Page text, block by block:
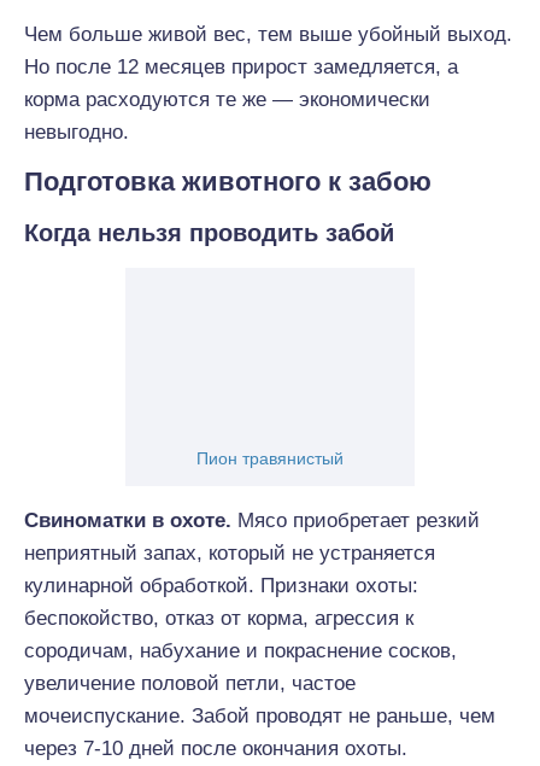
Чем больше живой вес, тем выше убойный выход.
Но после 12 месяцев прирост замедляется, а
корма расходуются те же — экономически
невыгодно.
Подготовка животного к забою
Когда нельзя проводить забой
Пион травянистый
Свиноматки в охоте. Мясо приобретает резкий
неприятный запах, который не устраняется
кулинарной обработкой. Признаки охоты:
беспокойство, отказ от корма, агрессия к
сородичам, набухание и покраснение сосков,
увеличение половой петли, частое
мочеиспускание. Забой проводят не раньше, чем
через 7-10 дней после окончания охоты.